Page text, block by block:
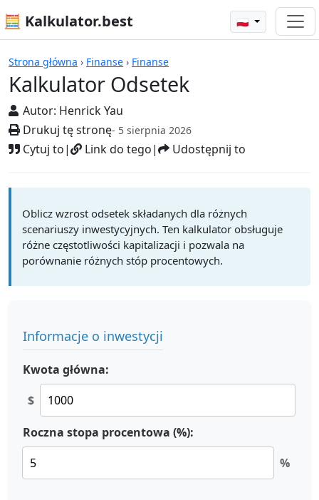
🧮 Kalkulator.best 🇵🇱
Strona główna › Finanse › Finanse
Kalkulator Odsetek
Autor: Henrick Yau
Drukuj tę stronę- 5 sierpnia 2026
Cytuj to| Link do tego| Udostępnij to
Kalkulatory
Oblicz wzrost odsetek składanych dla różnych
scenariuszy inwestycyjnych. Ten kalkulator obsługuje
różne częstotliwości kapitalizacji i pozwala na
porównanie różnych stóp procentowych.
Informacje o inwestycji
Kwota główna:
$
Roczna stopa procentowa (%):
%